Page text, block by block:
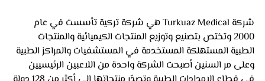
شركة Turkuaz Medical هي شركة تركية تأسست في عام
2000 وتختص بتصنيع وتوزيع المنتجات الكيميائية والمنتجات
الطبية المستهلكة المستخدمة في المستشفيات والمراكز الطبية
وعلى مر السنين أصبحت الشركة واحدة من اللاعبين الرئيسيين